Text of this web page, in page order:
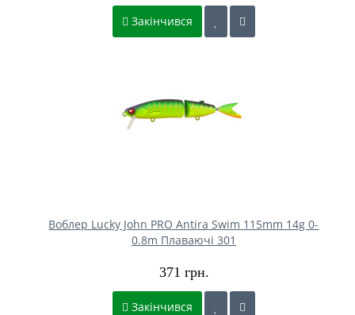
Закінчився
Воблер Lucky John PRO Antira Swim 115mm 14g 0-
0.8m Плаваючі 301
371 грн.
Закінчився